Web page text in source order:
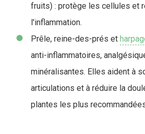
fruits) : protège les cellules et
l'inflammation.
Prêle, reine-des-prés et
anti-inflammatoires,
minéralisantes. Elles aident à
articulations et à réduire la
plantes les plus